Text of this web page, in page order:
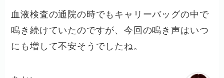
血液検査の通院の時でもキャリーバッグの中で
鳴き続けていたのですが、今回の鳴き声はいつ
にも増して不安そうでしたね。